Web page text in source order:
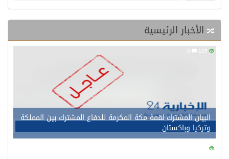
الأخبار الرئيسية
البيان المشترك لقمة مكة المكرمة للدفاع المشترك بين المملكة
وتركيا وباكستان
134